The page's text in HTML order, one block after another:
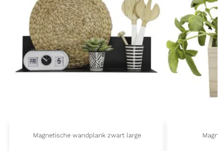
Magnetische wandplank zwart large